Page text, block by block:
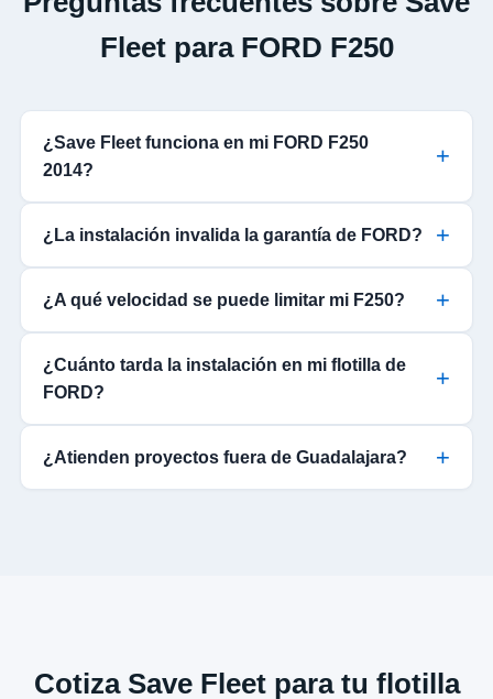
Fleet para FORD F250
¿Save Fleet funciona en mi FORD F250
2014?
¿La instalación invalida la garantía de FORD?
¿A qué velocidad se puede limitar mi F250?
¿Cuánto tarda la instalación en mi flotilla de
FORD?
¿Atienden proyectos fuera de Guadalajara?
Cotiza Save Fleet para tu flotilla